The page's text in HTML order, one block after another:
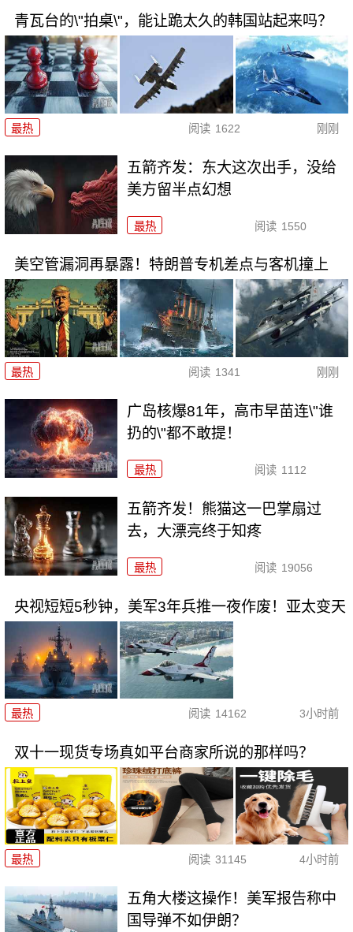
青瓦台的\"拍桌\"，能让跪太久的韩国站起来吗？
最热 阅读 1622 刚刚
五箭齐发：东大这次出手，没给
美方留半点幻想
最热 阅读 1550
美空管漏洞再暴露！特朗普专机差点与客机撞上
最热 阅读 1341 刚刚
广岛核爆81年，高市早苗连\"谁
扔的\"都不敢提！
最热 阅读 1112
五箭齐发！熊猫这一巴掌扇过
去，大漂亮终于知疼
最热 阅读 19056
央视短短5秒钟，美军3年兵推一夜作废！亚太变天
最热 阅读 14162 3小时前
双十一现货专场真如平台商家所说的那样吗？
最热 阅读 31145 4小时前
五角大楼这操作！美军报告称中
国导弹不如伊朗？